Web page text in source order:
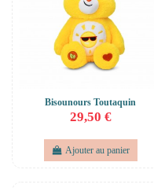
Bisounours Toutaquin
29,50 €
Ajouter au panier